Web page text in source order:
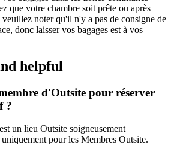
que votre chambre soit prête ou après
noter qu'il n'y a pas de consigne de
donc laisser vos bagages est à vos
helpful
d'Outsite pour réserver
?
un lieu Outsite soigneusement
pour les Membres Outsite.